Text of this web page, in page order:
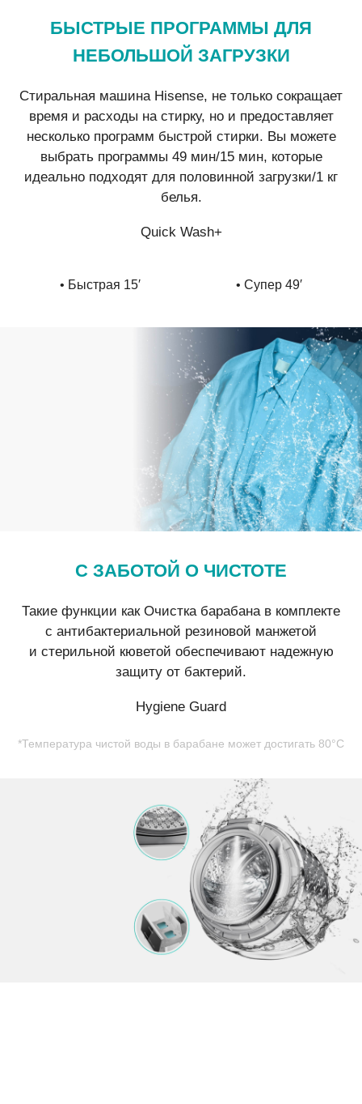
БЫСТРЫЕ ПРОГРАММЫ ДЛЯ
НЕБОЛЬШОЙ ЗАГРУЗКИ
Стиральная машина Hisense, не только сокращает
время и расходы на стирку, но и предоставляет
несколько программ быстрой стирки. Вы можете
выбрать программы 49 мин/15 мин, которые
идеально подходят для половинной загрузки/1 кг
белья.
Quick Wash+
• Быстрая 15′ • Супер 49′
С ЗАБОТОЙ О ЧИСТОТЕ
Такие функции как Очистка барабана в комплекте
с антибактериальной резиновой манжетой
и стерильной кюветой обеспечивают надежную
защиту от бактерий.
Hygiene Guard
*Температура чистой воды в барабане может достигать 80°C